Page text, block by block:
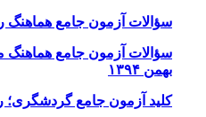
سؤالات آزمون جامع هماهنگ
سؤالات آزمون جامع
بهمن ۱۳۹۴
کلید آزمون جامع گردشگری؛